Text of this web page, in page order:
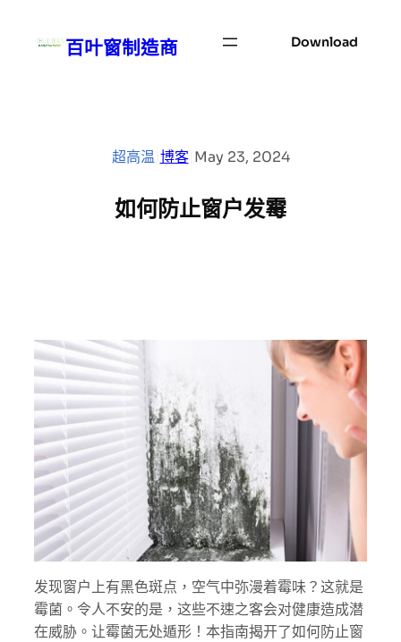
百叶窗制造商 Download
超高温 博客| May 23, 2024
如何防止窗户发霉
发现窗户上有黑色斑点，空气中弥漫着霉味？这就是
霉菌。令人不安的是，这些不速之客会对健康造成潜
在威胁。让霉菌无处遁形！本指南揭开了如何防止窗